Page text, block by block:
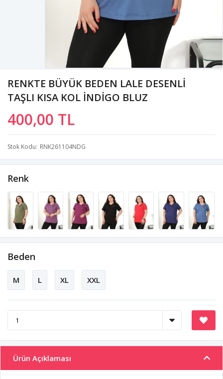
RENKTE BÜYÜK BEDEN LALE DESENLİ
TAŞLI KISA KOL İNDİGO BLUZ
400,00 TL
Stok Kodu RNK261104NDG
Renk
Beden
M L XL XXL
Ürün Açıklaması